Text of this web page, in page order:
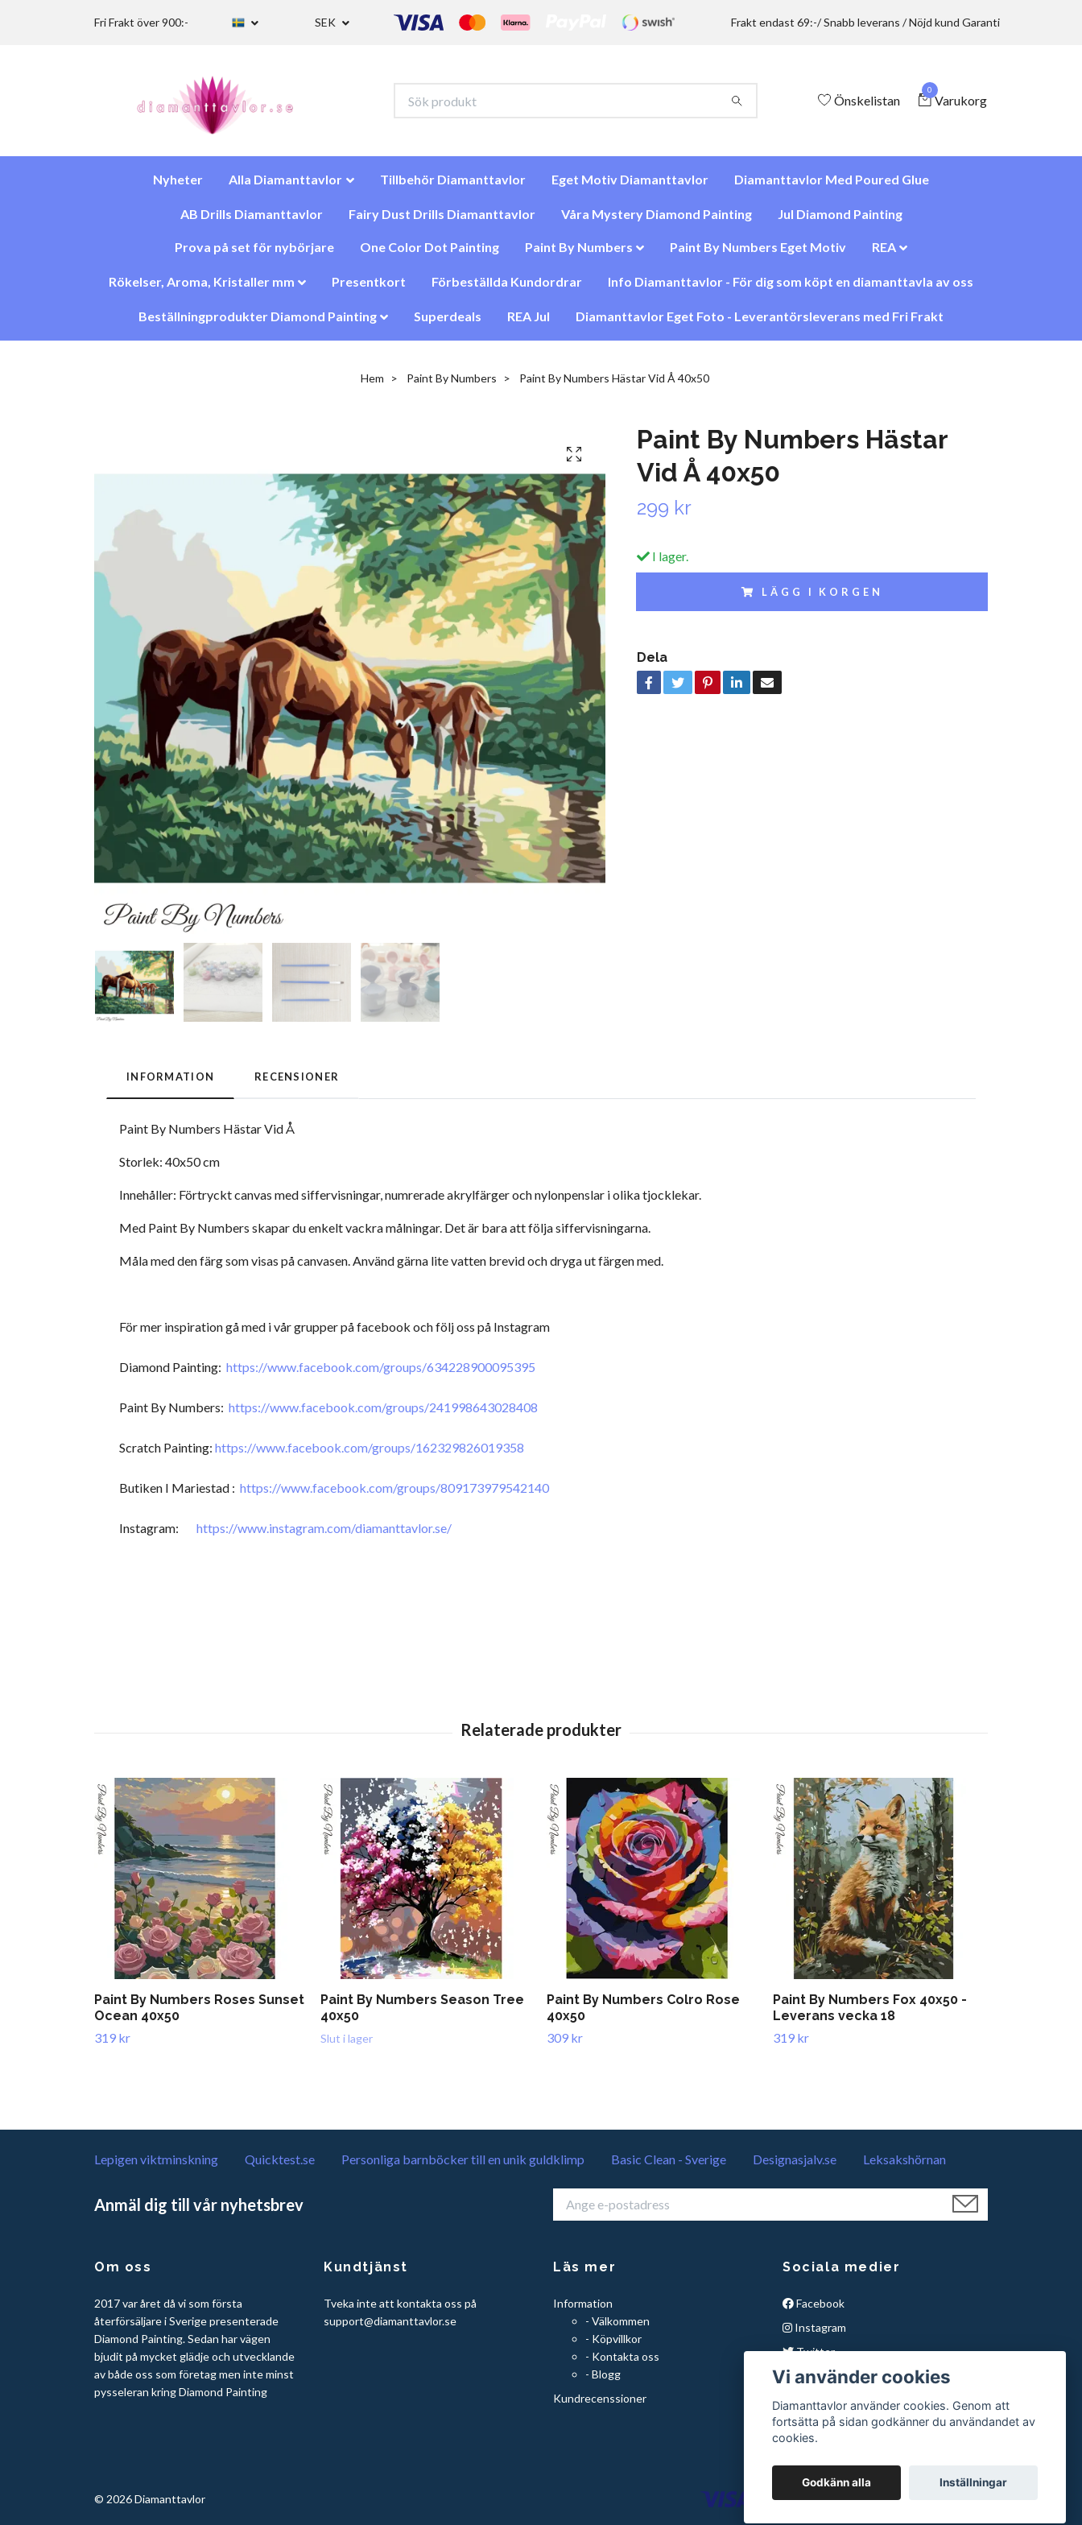
Fri Frakt över 900:- SEK Frakt endast 69:-/ Snabb leverans / Nöjd kund Garanti
Önskelistan
0
Varukorg
Nyheter Alla Diamanttavlor Tillbehör Diamanttavlor Eget Motiv Diamanttavlor Diamanttavlor Med Poured Glue
AB Drills Diamanttavlor Fairy Dust Drills Diamanttavlor Våra Mystery Diamond Painting Jul Diamond Painting
Prova på set för nybörjare One Color Dot Painting Paint By Numbers Paint By Numbers Eget Motiv REA
Rökelser, Aroma, Kristaller mm Presentkort Förbeställda Kundordrar Info Diamanttavlor - För dig som köpt en diamanttavla av oss
Beställningprodukter Diamond Painting Superdeals REA Jul Diamanttavlor Eget Foto - Leverantörsleverans med Fri Frakt
Hem Paint By Numbers Paint By Numbers Hästar Vid Å 40x50
Paint By Numbers Hästar
Vid Å 40x50
299 kr
I lager.
LÄGG I KORGEN
Dela
INFORMATION RECENSIONER
Paint By Numbers Hästar Vid Å
Storlek: 40x50 cm
Innehåller: Förtryckt canvas med siffervisningar, numrerade akrylfärger och nylonpenslar i olika tjocklekar.
Med Paint By Numbers skapar du enkelt vackra målningar. Det är bara att följa siffervisningarna.
Måla med den färg som visas på canvasen. Använd gärna lite vatten brevid och dryga ut färgen med.
För mer inspiration gå med i vår grupper på facebook och följ oss på Instagram
Diamond Painting: https://www.facebook.com/groups/634228900095395
Paint By Numbers: https://www.facebook.com/groups/241998643028408
Scratch Painting: https://www.facebook.com/groups/162329826019358
Butiken I Mariestad : https://www.facebook.com/groups/809173979542140
Instagram: https://www.instagram.com/diamanttavlor.se/
Paint By Numbers Roses Sunset
Ocean 40x50
319 kr
Paint By Numbers Season Tree
40x50
Slut i lager
Paint By Numbers Colro Rose
40x50
309 kr
Paint By Numbers Fox 40x50 -
Leverans vecka 18
319 kr
Lepigen viktminskning Quicktest.se Personliga barnböcker till en unik guldklimp Basic Clean - Sverige Designasjalv.se Leksakshörnan
Anmäl dig till vår nyhetsbrev
Om oss
2017 var året då vi som första
återförsäljare i Sverige presenterade
Diamond Painting. Sedan har vägen
bjudit på mycket glädje och utvecklande
av både oss som företag men inte minst
pysseleran kring Diamond Painting
Kundtjänst
Tveka inte att kontakta oss på
support@diamanttavlor.se
Läs mer
Information
- Välkommen
- Köpvillkor
- Kontakta oss
- Blogg
Kundrecenssioner
Sociala medier
Facebook
Instagram
Twitter
YouTube
Snapchat
Pinterest
© 2026 Diamanttavlor
Vi använder cookies
Diamanttavlor använder cookies. Genom att
fortsätta på sidan godkänner du användandet av
cookies.
Godkänn alla Inställningar